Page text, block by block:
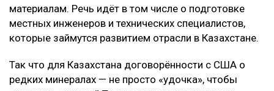
материалам. Речь идёт в том числе о подготовке
местных инженеров и технических специалистов,
которые займутся развитием отрасли в Казахстане.
Так что для Казахстана договорённости с США о
редких минералах — не просто «удочка», чтобы